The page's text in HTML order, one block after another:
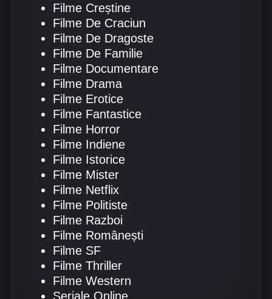
Filme Creștine
Filme De Craciun
Filme De Dragoste
Filme De Familie
Filme Documentare
Filme Drama
Filme Erotice
Filme Fantastice
Filme Horror
Filme Indiene
Filme Istorice
Filme Mister
Filme Netflix
Filme Politiste
Filme Razboi
Filme Românești
Filme SF
Filme Thriller
Filme Western
Seriale Online